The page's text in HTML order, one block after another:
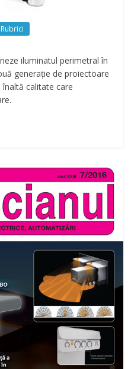
Rubrici
iluminatul perimetral în
generație de proiectoare
calitate care